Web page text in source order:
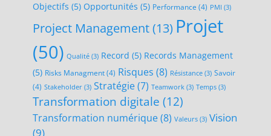
Objectifs (5) Opportunités (5) Performance (4) PMI (3)
Project Management(13) Projet
(50) Qualité (3) Record (5) Records Management
(5) Risks Managment(4) Risques (8) Résistance (3) Savoir
(4) Stakeholder (3) Stratégie(7) Teamwork (3) Temps (3)
Transformation digitale (12)
Transformation numérique(8) Valeurs (3) Vision
(9)